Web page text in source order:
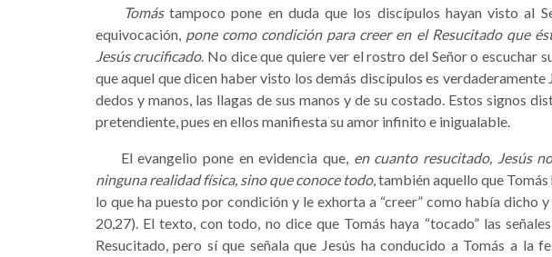
Tomástampoco pone en duda que los discípulos hayan visto al
equivocación, pone como condición para creer en el Resucitado que
Jesús crucificado. No dice que quiere ver el rostro del Señor o escuchar
que aquel que dicen haber visto los demás discípulos es verdaderamente
dedos y manos, las llagas de sus manos y de su costado. Estos signos
pretendiente, pues en ellos manifiesta su amor infinito e inigualable.
El evangelio pone en evidencia que, en cuanto resucitado, Jesús
ninguna realidad física, sino que conoce todo, también aquello que
lo que ha puesto por condición y le exhorta a “creer” como había dicho
20,27). El texto, con todo, no dice que Tomás haya “tocado” las
Resucitado, pero sí que señala que Jesús ha conducido a Tomás a la